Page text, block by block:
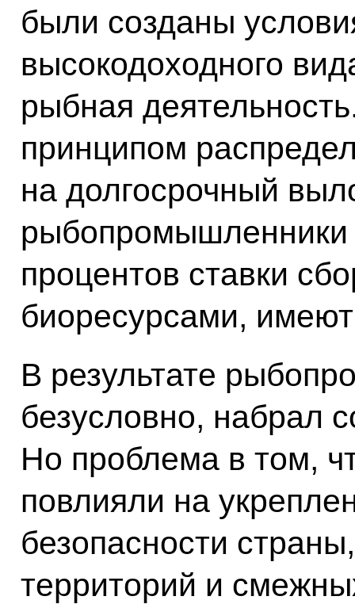
были созданы
высокодоходного
рыбная
принципом
на долгосрочный
рыбопромышленники
процентов ставки
биоресурсами,
В результате
безусловно, набрал
Но проблема в том,
повлияли на
безопасности
территорий и